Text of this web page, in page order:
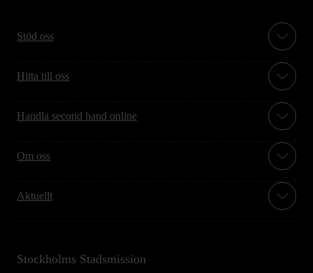
Stöd oss
Hitta till oss
Handla second hand online
Om oss
Aktuellt
Stockholms Stadsmission